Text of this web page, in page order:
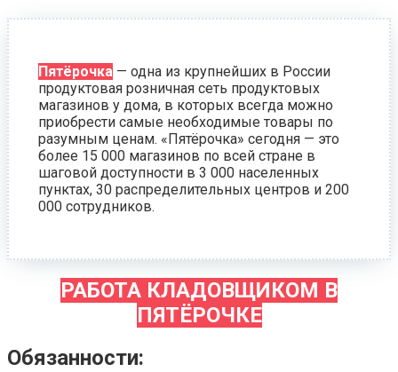
Пятёрочка — одна из крупнейших в России
продуктовая розничная сеть продуктовых
магазинов у дома, в которых всегда можно
приобрести самые необходимые товары по
разумным ценам. «Пятёрочка» сегодня — это
более 15 000 магазинов по всей стране в
шаговой доступности в 3 000 населенных
пунктах, 30 распределительных центров и 200
000 сотрудников.
РАБОТА КЛАДОВЩИКОМ В
ПЯТЁРОЧКЕ
Обязанности: